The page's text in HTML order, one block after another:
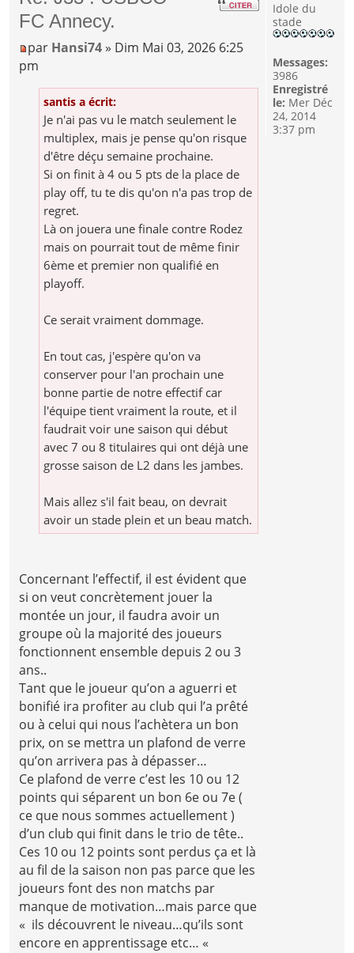
FC Annecy.
par Hansi74 » Dim Mai 03, 2026 6:25
pm
santis a écrit:
Je n'ai pas vu le match seulement le
multiplex, mais je pense qu'on risque
d'être déçu semaine prochaine.
Si on finit à 4 ou 5 pts de la place de
play off, tu te dis qu'on n'a pas trop de
regret.
Là on jouera une finale contre Rodez
mais on pourrait tout de même finir
6ème et premier non qualifié en
playoff.
Ce serait vraiment dommage.
En tout cas, j'espère qu'on va
conserver pour l'an prochain une
bonne partie de notre effectif car
l'équipe tient vraiment la route, et il
faudrait voir une saison qui début
avec 7 ou 8 titulaires qui ont déjà une
grosse saison de L2 dans les jambes.
Mais allez s'il fait beau, on devrait
avoir un stade plein et un beau match.
Concernant l’effectif, il est évident que
si on veut concrètement jouer la
montée un jour, il faudra avoir un
groupe où la majorité des joueurs
fonctionnent ensemble depuis 2 ou 3
ans..
Tant que le joueur qu’on a aguerri et
bonifié ira profiter au club qui l’a prêté
ou à celui qui nous l’achètera un bon
prix, on se mettra un plafond de verre
qu’on arrivera pas à dépasser…
Ce plafond de verre c’est les 10 ou 12
points qui séparent un bon 6e ou 7e (
ce que nous sommes actuellement )
d’un club qui finit dans le trio de tête..
Ces 10 ou 12 points sont perdus ça et là
au fil de la saison non pas parce que les
joueurs font des non matchs par
manque de motivation…mais parce que
« ils découvrent le niveau…qu’ils sont
encore en apprentissage etc… «
Idole du
stade
Messages:
3986
Enregistré
le: Mer Déc
24, 2014
3:37 pm